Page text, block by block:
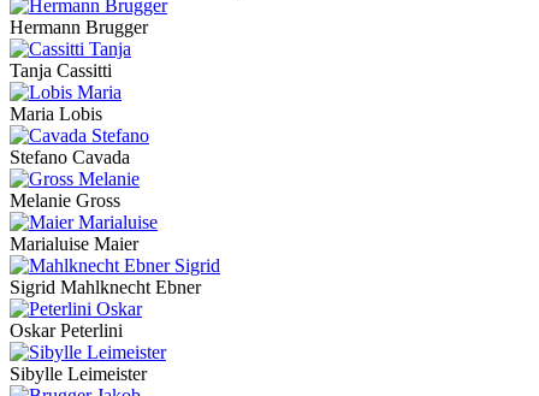
Hermann Brugger
Tanja Cassitti
Maria Lobis
Stefano Cavada
Melanie Gross
Marialuise Maier
Sigrid Mahlknecht Ebner
Oskar Peterlini
Sibylle Leimeister